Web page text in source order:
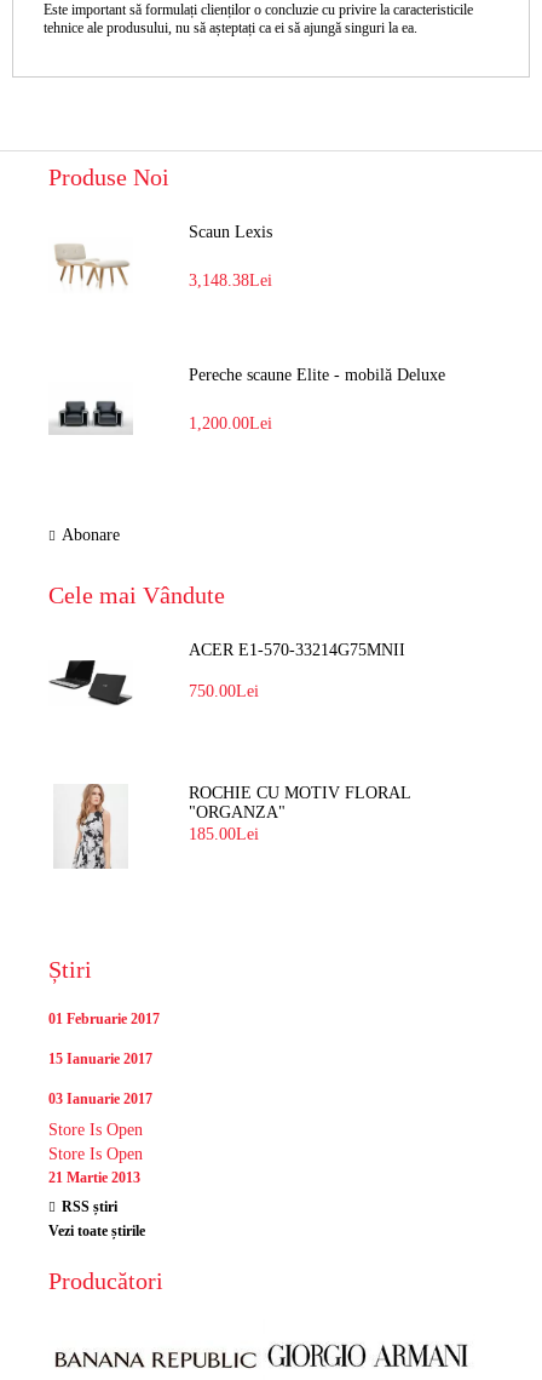
Este important să formulați clienților o concluzie cu privire la caracteristicile
tehnice ale produsului, nu să așteptați ca ei să ajungă singuri la ea.
Produse Noi
Scaun Lexis
3,148.38Lei
Pereche scaune Elite - mobilă Deluxe
1,200.00Lei
Abonare
Cele mai Vândute
ACER E1-570-33214G75MNII
750.00Lei
ROCHIE CU MOTIV FLORAL
"ORGANZA"
185.00Lei
Știri
01 Februarie 2017
15 Ianuarie 2017
03 Ianuarie 2017
Store Is Open
Store Is Open
21 Martie 2013
RSS știri
Vezi toate știrile
Producători